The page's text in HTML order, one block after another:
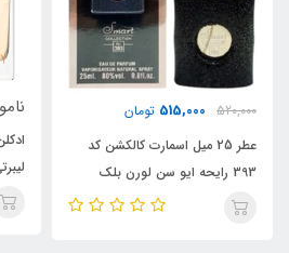
ناموجود
ادکلن زنانه فراگرنس ورد مدل
لیبرتی رایحه ایو سن لورن
لیبره(Liberty) Yves Saint